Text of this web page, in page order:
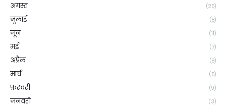
अगस्त (25)
जुलाई (8)
जून (11)
मई (7)
अप्रैल (8)
मार्च (5)
फ़रवरी (9)
जनवरी (3)